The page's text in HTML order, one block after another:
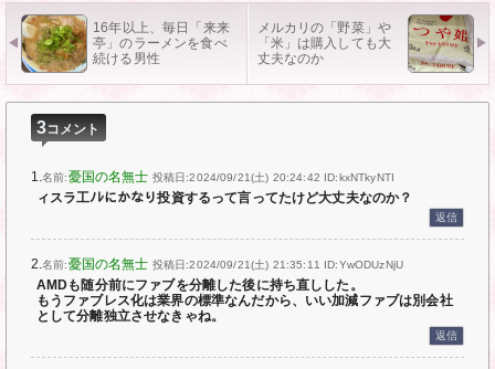
16年以上、毎日「来来
亭」のラーメンを食べ
続ける男性
メルカリの「野菜」や
「米」は購入しても大
丈夫なのか
3コメント
1.名前:憂国の名無士 投稿日:2024/09/21(土) 20:24:42 ID:kxNTkyNTI
ィスラ工ﾉﾚにかなり投資するって言ってたけど大丈夫なのか？
返信
2.名前:憂国の名無士 投稿日:2024/09/21(土) 21:35:11 ID:YwODUzNjU
AMDも随分前にファブを分離した後に持ち直しした。
もうファブレス化は業界の標準なんだから、いい加減ファブは別会社
として分離独立させなきゃね。
返信